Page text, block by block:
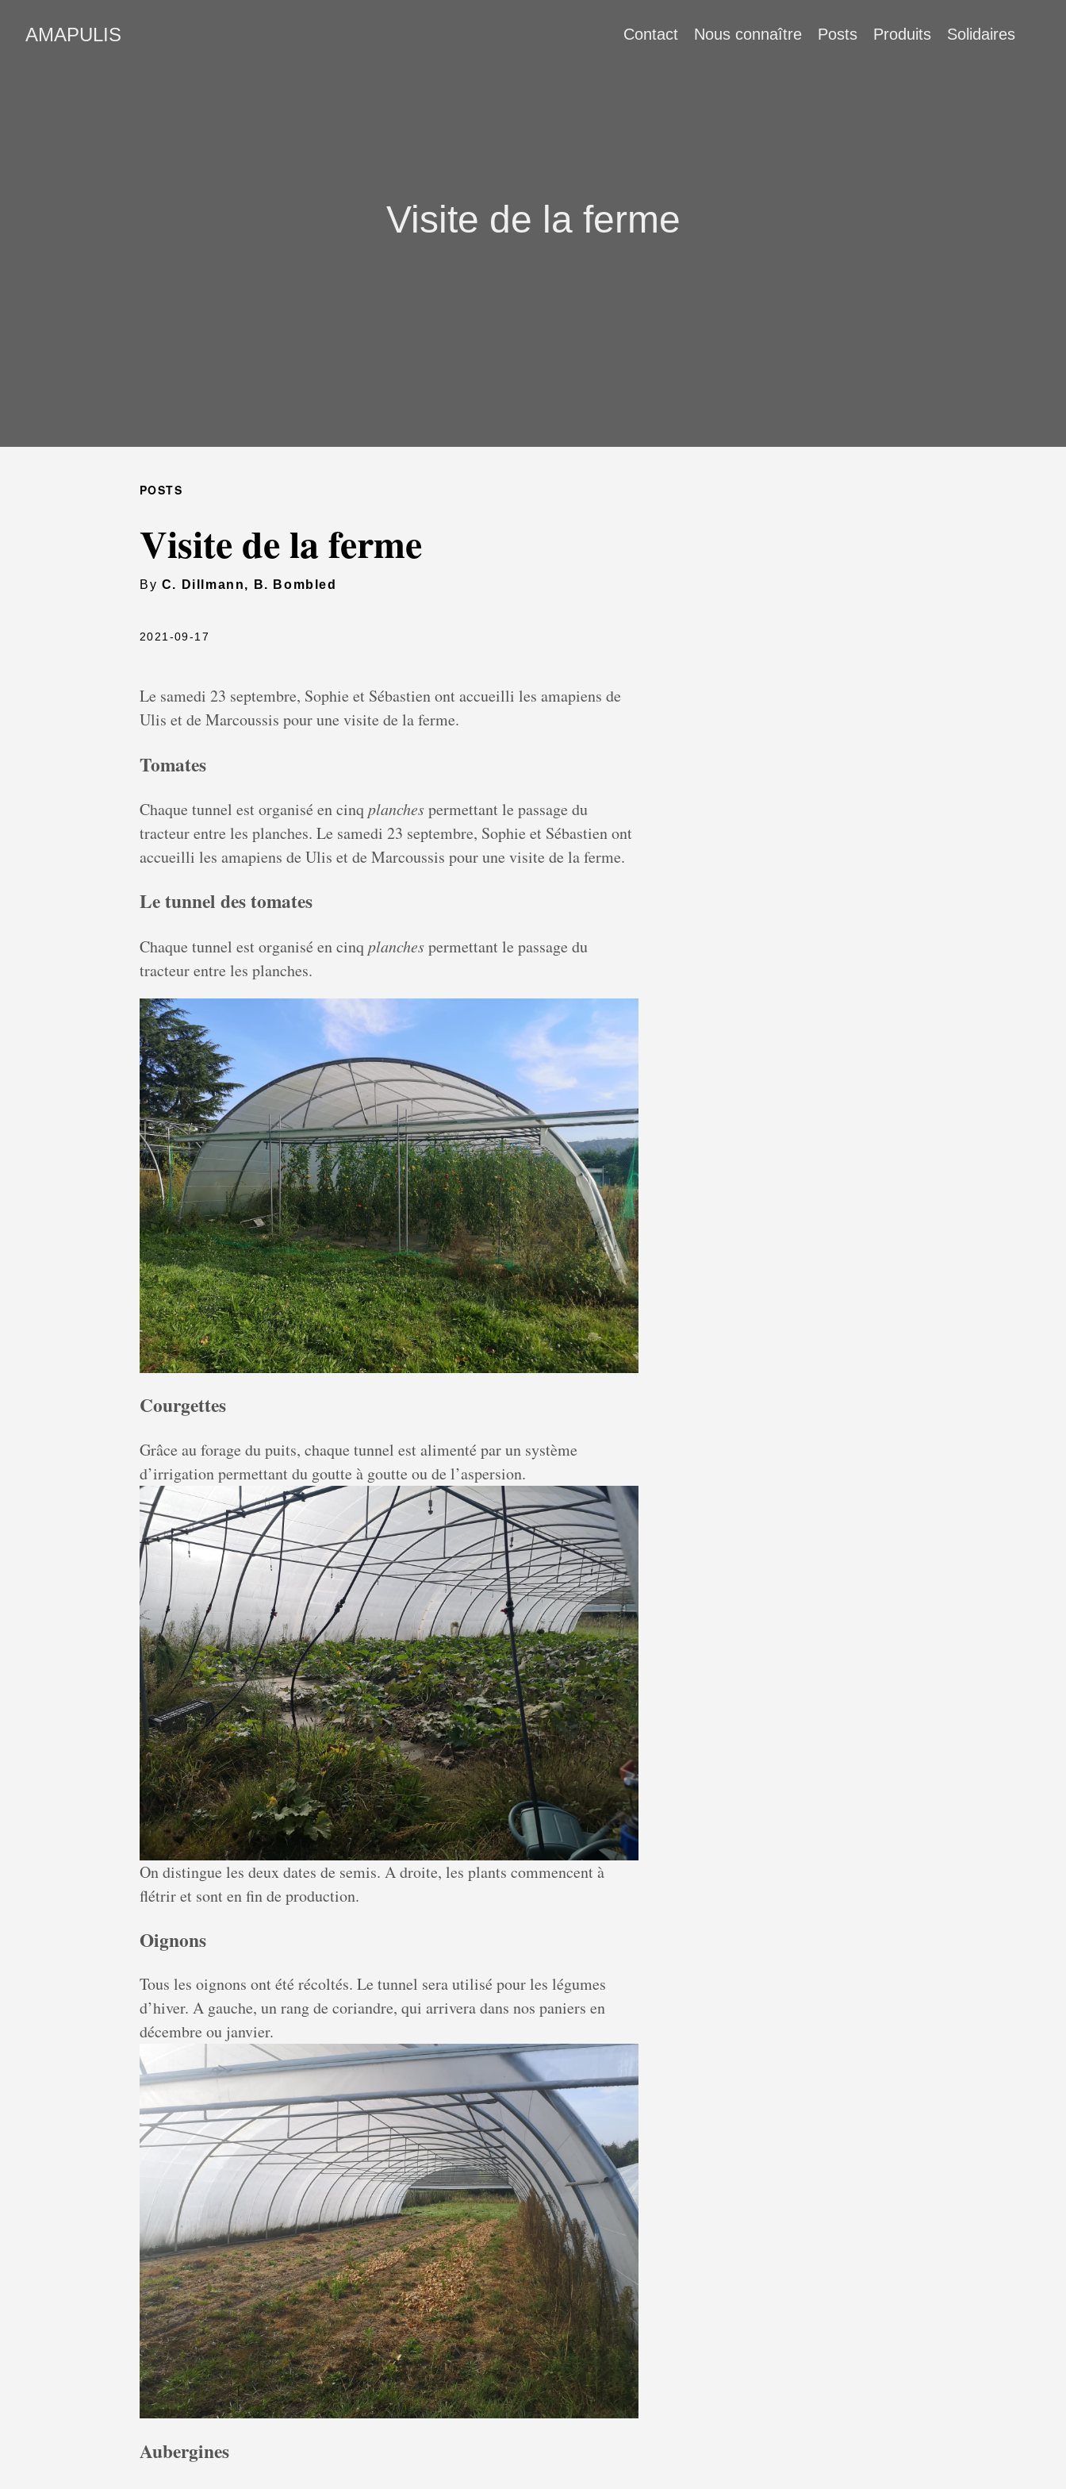
AMAPULIS Contact Nous connaître Posts Produits Solidaires
Visite de la ferme
POSTS
Visite de la ferme
By C. Dillmann, B. Bombled
2021-09-17
Le samedi 23 septembre, Sophie et Sébastien ont accueilli les amapiens de
Ulis et de Marcoussis pour une visite de la ferme.
Tomates
Chaque tunnel est organisé en cinq planchespermettant le passage du
tracteur entre les planches. Le samedi 23 septembre, Sophie et Sébastien ont
accueilli les amapiens de Ulis et de Marcoussis pour une visite de la ferme.
Le tunnel des tomates
Chaque tunnel est organisé en cinq planchespermettant le passage du
tracteur entre les planches.
Courgettes
Grâce au forage du puits, chaque tunnel est alimenté par un système
d’irrigation permettant du goutte à goutte ou de l’aspersion.
On distingue les deux dates de semis. A droite, les plants commencent à
flétrir et sont en fin de production.
Oignons
Tous les oignons ont été récoltés. Le tunnel sera utilisé pour les légumes
d’hiver. A gauche, un rang de coriandre, qui arrivera dans nos paniers en
décembre ou janvier.
Aubergines